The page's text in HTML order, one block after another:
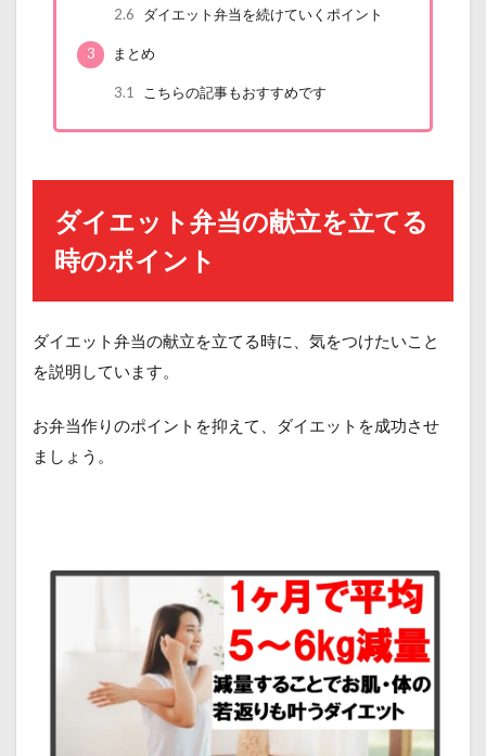
2.6 ダイエット弁当を続けていくポイント
3 まとめ
3.1 こちらの記事もおすすめです
ダイエット弁当の献立を立てる
時のポイント
ダイエット弁当の献立を立てる時に、気をつけたいこと
を説明しています。
お弁当作りのポイントを抑えて、ダイエットを成功させ
ましょう。